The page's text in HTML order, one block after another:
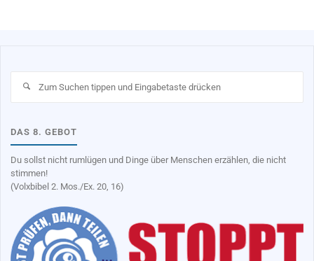
DAS 8. GEBOT
Du sollst nicht rumlügen und Dinge über Menschen erzählen, die nicht
stimmen!
(Volxbibel 2. Mos./Ex. 20, 16)